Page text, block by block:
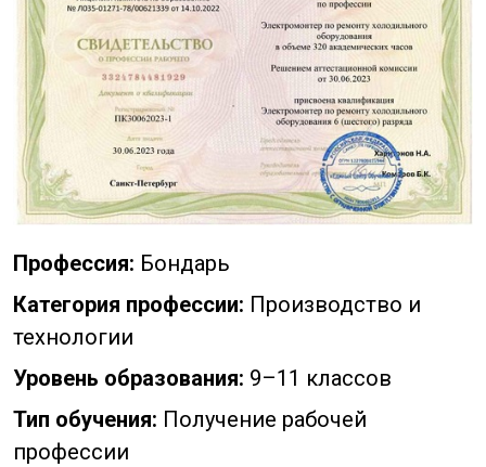
Профессия: Бондарь
Категория профессии: Производство и
технологии
Уровень образования: 9–11 классов
Тип обучения: Получение рабочей
профессии